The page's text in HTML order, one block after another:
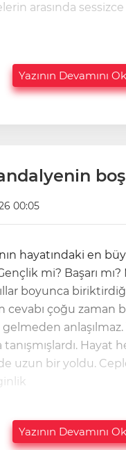
arasında
Yazının Devamını
00:05
hayatındaki en
mi? Başarı mı?
boyunca biriktirdiği
cevabı çoğu zaman
anlaşılmaz. Yirmili yaşların
tanışmışlardı. Hayat
uzun bir yoldu.
Yazının Devamını